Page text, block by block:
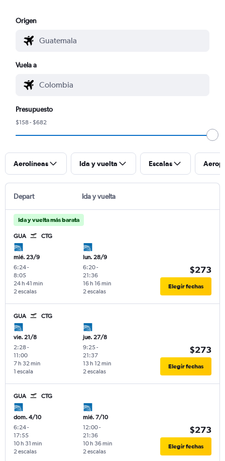
Origen
Vuela a
Presupuesto
$158 - $682
Aerolíneas Ida y vuelta Escalas
Depart Ida y vuelta
Ida y vuelta más barata
GUA CTG
mié. 23/9
6:24-
8:05
2 escalas
24 h 41 min
lun. 28/9
6:20-
21:36
2 escalas
16 h 16 min
$273
Elegir fechas
GUA CTG
vie. 21/8
2:28-
11:00
1 escala
7 h 32 min
jue. 27/8
9:25-
21:37
2 escalas
13 h 12 min
$273
Elegir fechas
GUA CTG
dom. 4/10
6:24-
17:55
2 escalas
10 h 31 min
mié. 7/10
12:00-
21:36
2 escalas
10 h 36 min
$273
Elegir fechas